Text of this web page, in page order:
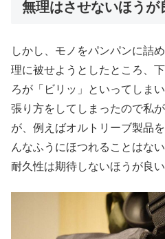
無理はさせないほうが
しかし、モノをパンパンに詰
理に被せようとしたところ、
ろが「ビリッ」といってしま
張り方をしてしまったので私
が、例えばオルトリーブ製品
んなふうにほつれることはな
耐久性は期待しないほうが良い